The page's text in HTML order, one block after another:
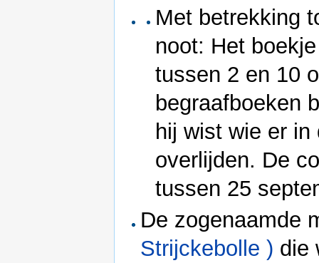
Met betrekking
noot: Het
tussen 2 en 10
begraafboeken
hij wist wie er
overlijden. De
tussen 25
De zogenaamde
Strijckebolle ) die